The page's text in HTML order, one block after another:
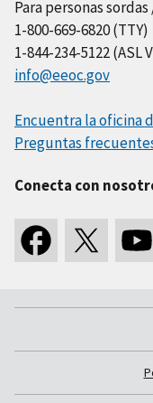
Para personas
1-800-669-6820 (TTY)
1-844-234-5122 (ASL
info@eeoc.gov
Encuentra la oficina
Preguntas
Conecta con